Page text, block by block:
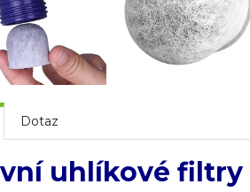
Dotaz
uhlíkové filtry